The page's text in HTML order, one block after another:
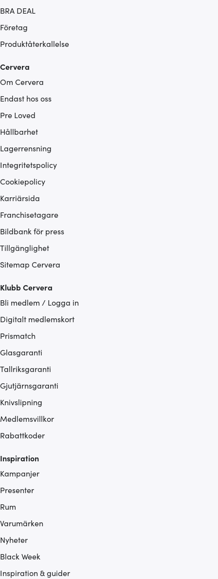
BRA DEAL
Företag
Produktåterkallelse
Cervera
Om Cervera
Endast hos oss
Pre Loved
Hållbarhet
Lagerrensning
Integritetspolicy
Cookiepolicy
Karriärsida
Franchisetagare
Bildbank för press
Tillgänglighet
Sitemap Cervera
Klubb Cervera
Bli medlem / Logga in
Digitalt medlemskort
Prismatch
Glasgaranti
Tallriksgaranti
Gjutjärnsgaranti
Knivslipning
Medlemsvillkor
Rabattkoder
Inspiration
Kampanjer
Presenter
Rum
Varumärken
Nyheter
Black Week
Inspiration & guider